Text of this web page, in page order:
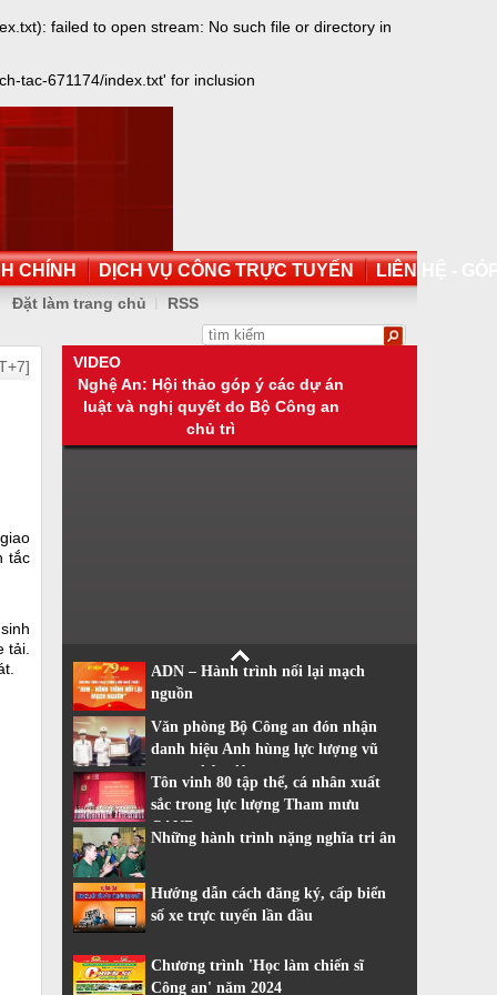
failed to open stream: No such file or directory in
tac-671174/index.txt' for inclusion
CHÍNH DỊCH VỤ CÔNG TRỰC TUYẾN LIÊN HỆ -
Đặt làm trang chủ RSS
tắc
tải.
VIDEO
Nghệ An: Hội thảo góp ý các dự án
luật và nghị quyết do Bộ Công an
chủ trì
ADN – Hành trình nối lại mạch
nguồn
Văn phòng Bộ Công an đón nhận
danh hiệu Anh hùng lực lượng vũ
trang nhân dân
Tôn vinh 80 tập thể, cá nhân xuất
sắc trong lực lượng Tham mưu
CAND
Những hành trình nặng nghĩa tri ân
Hướng dẫn cách đăng ký, cấp biển
số xe trực tuyến lần đầu
Chương trình 'Học làm chiến sĩ
Công an' năm 2024